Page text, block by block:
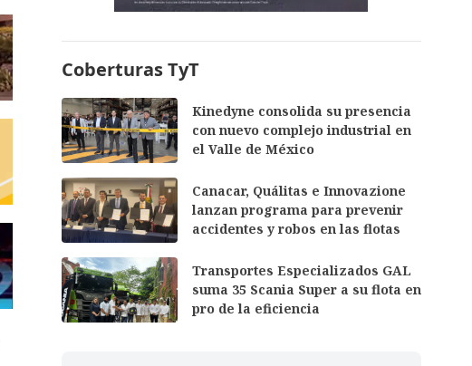
Coberturas TyT
Kinedyne consolida su presencia
con nuevo complejo industrial en
el Valle de México
Canacar, Quálitas e Innovazione
lanzan programa para prevenir
accidentes y robos en las flotas
Transportes Especializados GAL
suma 35 Scania Super a su flota en
pro de la eficiencia